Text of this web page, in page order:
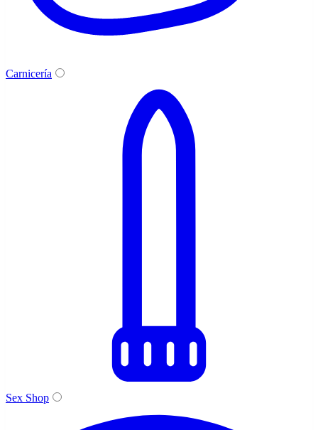
Carnicería
Sex Shop